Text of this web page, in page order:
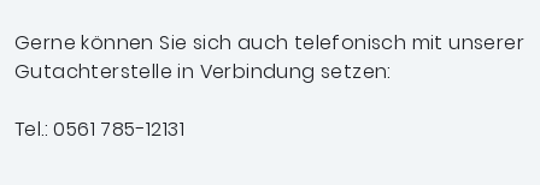
Gerne können Sie sich auch telefonisch mit unserer
Gutachterstelle in Verbindung setzen:
Tel.:0561 785-12131